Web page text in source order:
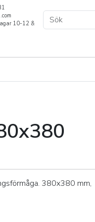
10-12 &
380x380 mm,